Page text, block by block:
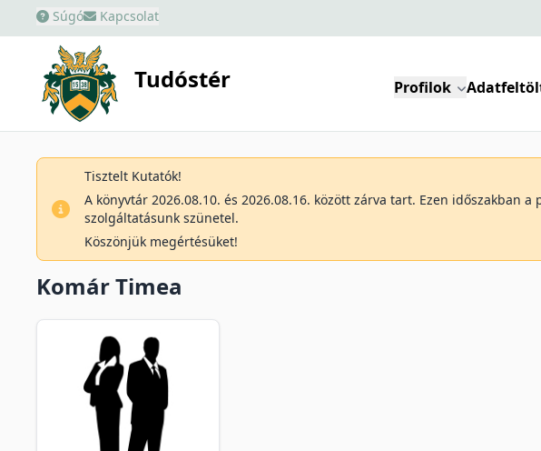
Súgó Kapcsolat
Tudóstér Profilok
Tisztelt Kutatók!
A könyvtár 2026.08.10. és 2026.08.16. között zárva tart. Ezen időszakban
szolgáltatásunk szünetel.
Köszönjük megértésüket!
Komár Timea